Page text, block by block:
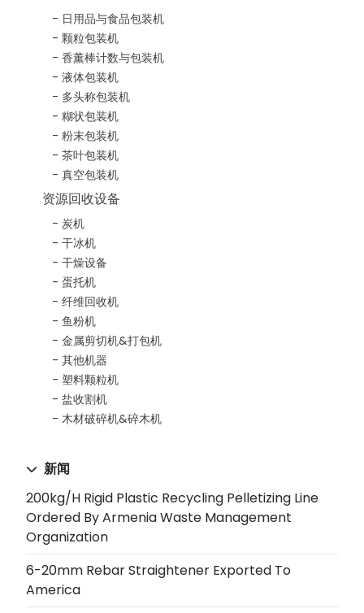
日用品与食品包装机
颗粒包装机
香薰棒计数与包装机
液体包装机
多头称包装机
糊状包装机
粉末包装机
茶叶包装机
真空包装机
资源回收设备
炭机
干冰机
干燥设备
蛋托机
纤维回收机
鱼粉机
金属剪切机&打包机
其他机器
塑料颗粒机
盐收割机
木材破碎机&碎木机
新闻
200kg/h Rigid Plastic Recycling Pelletizing Line
Ordered By Armenia Waste Management
Organization
6-20mm Rebar Straightener Exported To
America